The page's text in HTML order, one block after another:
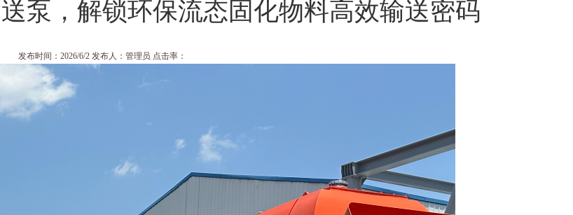
泵，解锁环保流态固化物料高效输送密码
发布时间：2026/6/2 发布人：管理员 点击率：